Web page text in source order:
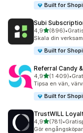
Built for
Subi
4,9av 5 stjärnor
(896)
896 recensioner
•
Skala din
Built for
Referral Candy
4,9av 5 stjärnor
(1 409)
1409 •
Tipsa en vän,
Built for
TrustWILL
4,9av 5 stjärnor
(781)
781 recensioner
•
Gör